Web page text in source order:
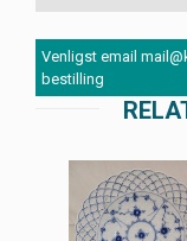
Venligst email
bestilling